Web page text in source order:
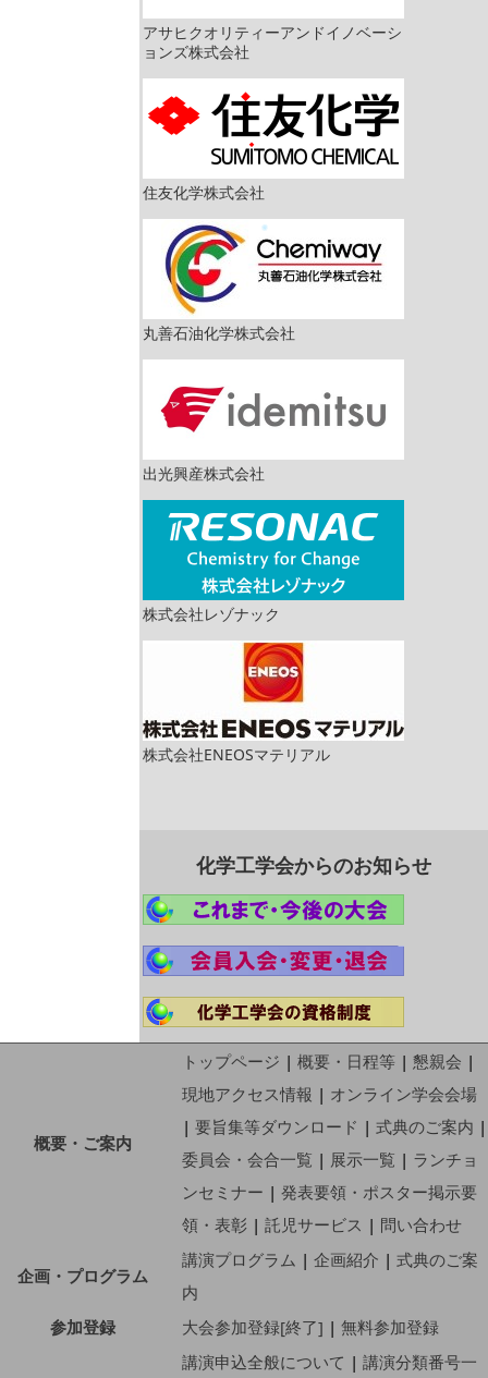
アサヒクオリティーアンドイノベーシ
ョンズ株式会社
住友化学株式会社
丸善石油化学株式会社
出光興産株式会社
株式会社レゾナック
株式会社ENEOSマテリアル
化学工学会からのお知らせ
概要・ご案内
トップページ | 概要・日程等 | 懇親会 |
現地アクセス情報 | オンライン学会会場
| 要旨集等ダウンロード | 式典のご案内 |
委員会・会合一覧 | 展示一覧 | ランチョ
ンセミナー | 発表要領・ポスター掲示要
領・表彰 | 託児サービス | 問い合わせ
企画・プログラム
講演プログラム | 企画紹介 | 式典のご案
内
参加登録
大会参加登録[終了] | 無料参加登録
講演申込全般について | 講演分類番号一